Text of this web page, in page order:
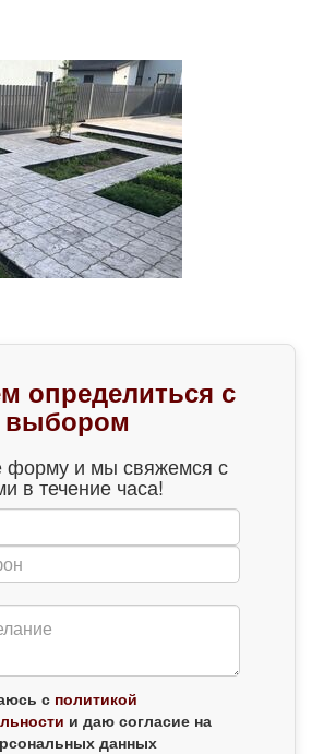
определиться с
выбором
форму и мы свяжемся с
в течение часа!
с политикой
и даю согласие на
данных